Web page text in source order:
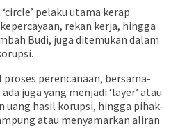
pelaku utama kerap
rekan kerja, hingga
Budi, juga ditemukan dalam
perencanaan, bersama-
juga yang menjadi ‘layer’ atau
uang hasil korupsi, hingga pihak-
atau menyamarkan aliran